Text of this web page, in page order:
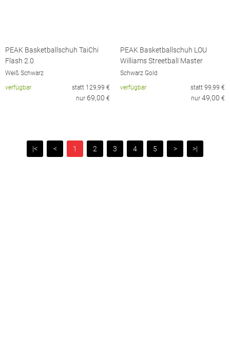
PEAK Basketballschuh TaiChi
Flash 2.0
Weiß Schwarz
verfügbar
statt 129,99 €
nur 69,00 €
PEAK Basketballschuh LOU
Williams Streetball Master
Schwarz Gold
verfügbar
statt 99,99 €
nur 49,00 €
|< < 1 2 3 4 5 > >|